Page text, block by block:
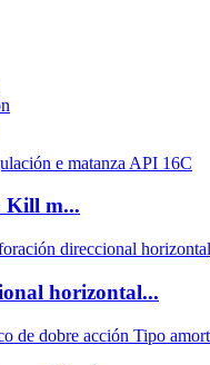
Kill m...
horizontal...